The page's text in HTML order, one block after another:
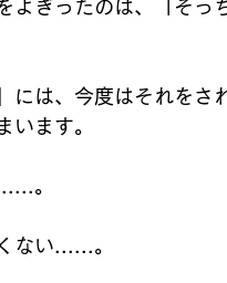
よぎったのは、「そっ
には、今度はそれをさ
います。
。
ない......。